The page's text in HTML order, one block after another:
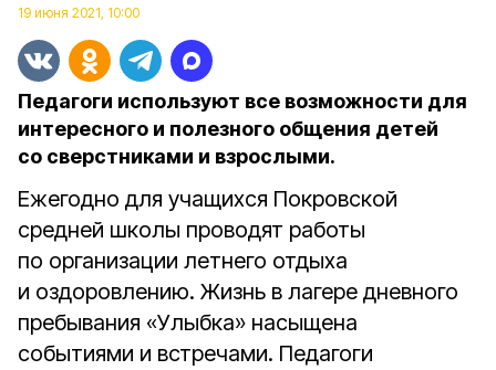
19 июня 2021, 10:00
Педагоги используют все возможности для
интересного и полезного общения детей
со сверстниками и взрослыми.
Ежегодно для учащихся Покровской
средней школы проводят работы
по организации летнего отдыха
и оздоровлению. Жизнь в лагере дневного
пребывания «Улыбка» насыщена
событиями и встречами. Педагоги